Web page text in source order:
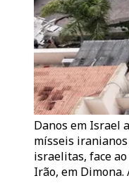
Danos em Israel
mísseis
israelitas, face
Irão, em Dimona.